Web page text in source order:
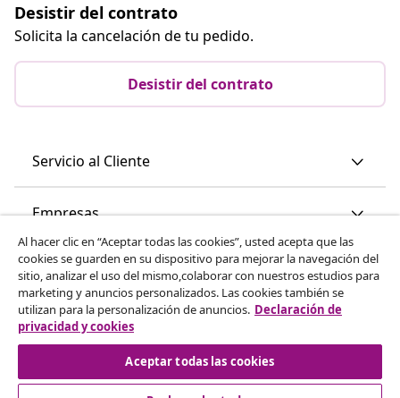
Desistir del contrato
Solicita la cancelación de tu pedido.
Desistir del contrato
Servicio al Cliente
Empresas
vidaXL
Descubre mas
Al hacer clic en “Aceptar todas las cookies”, usted acepta que las
cookies se guarden en su dispositivo para mejorar la navegación del
sitio, analizar el uso del mismo,colaborar con nuestros estudios para
marketing y anuncios personalizados. Las cookies también se
utilizan para la personalización de anuncios. Declaración de
privacidad y cookies
Aceptar todas las cookies